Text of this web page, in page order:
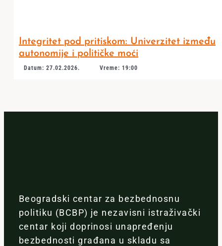
Integritet pod pritiskom: Univerzitet između
autonomije i političke moći
Datum: 27.02.2026. Vreme: 19:00
Beogradski centar za bezbednosnu
politiku (BCBP) je nezavisni istraživački
centar koji doprinosi unapređenju
bezbednosti građana u skladu sa